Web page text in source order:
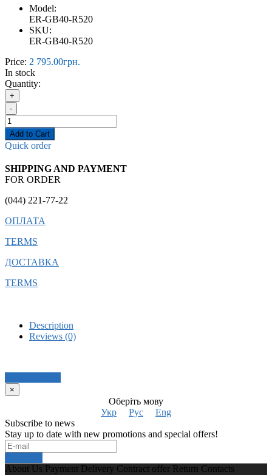
Model:
ER-GB40-R520
SKU:
ER-GB40-R520
Price: 2 795.00грн.
In stock
Quantity:
+
-
Add to Cart
Quick order
SHIPPING AND PAYMENT
FOR ORDER
(044) 221-77-22
ОПЛАТА
TERMS
ДОСТАВКА
TERMS
Description
Reviews (0)
×
Оберіть мову
Укр
Рус
Eng
Subscribe to news
Stay up to date with new promotions and special offers!
About Us Payment Delivery Contract offer Return Contacts